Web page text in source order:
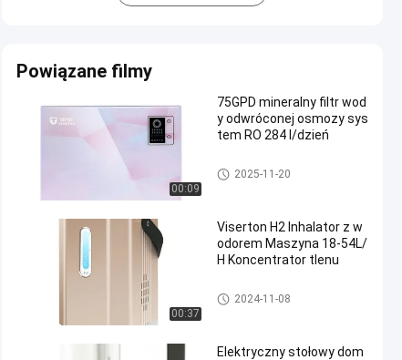
Powiązane filmy
00:09
75GPD mineralny filtr wod
y odwróconej osmozy sys
tem RO 284 l/dzień
Domowy oczyszczacz wody
2025-11-20
00:37
Viserton H2 Inhalator z w
odorem Maszyna 18-54L/
H Koncentrator tlenu
Maszyna do inhalacji wodoru
2024-11-08
Elektryczny stołowy dom